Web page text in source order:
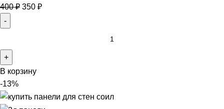
400₽ 350 ₽
В корзину
-13%